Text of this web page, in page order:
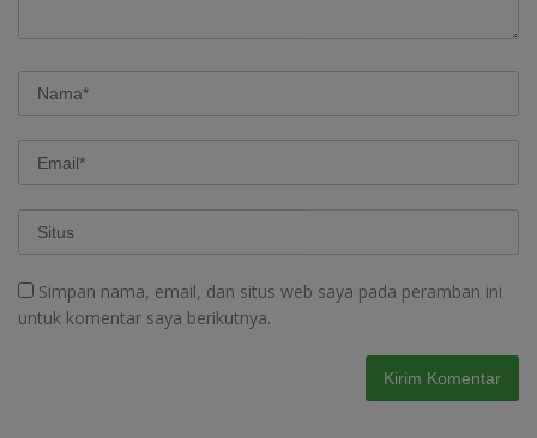
Simpan nama, email, dan situs web saya pada peramban ini
untuk komentar saya berikutnya.